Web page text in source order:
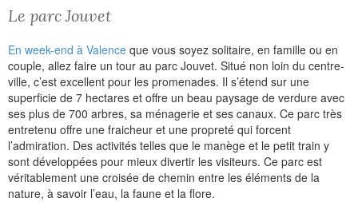
Le parc Jouvet
En week-end à Valence que vous soyez solitaire, en famille ou en
couple, allez faire un tour au parc Jouvet. Situé non loin du centre-
ville, c’est excellent pour les promenades. Il s’étend sur une
superficie de 7 hectares et offre un beau paysage de verdure avec
ses plus de 700 arbres, sa ménagerie et ses canaux. Ce parc très
entretenu offre une fraicheur et une propreté qui forcent
l’admiration. Des activités telles que le manège et le petit train y
sont développées pour mieux divertir les visiteurs. Ce parc est
véritablement une croisée de chemin entre les éléments de la
nature, à savoir l’eau, la faune et la flore.